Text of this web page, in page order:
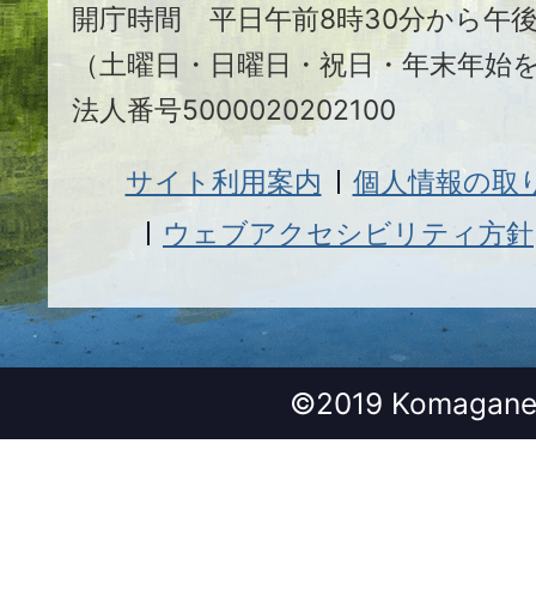
開庁時間 平日午前8時30分から午
（土曜日・日曜日・祝日・年末年始
法人番号5000020202100
サイト利用案内
個人情報の取
ウェブアクセシビリティ方針
©2019